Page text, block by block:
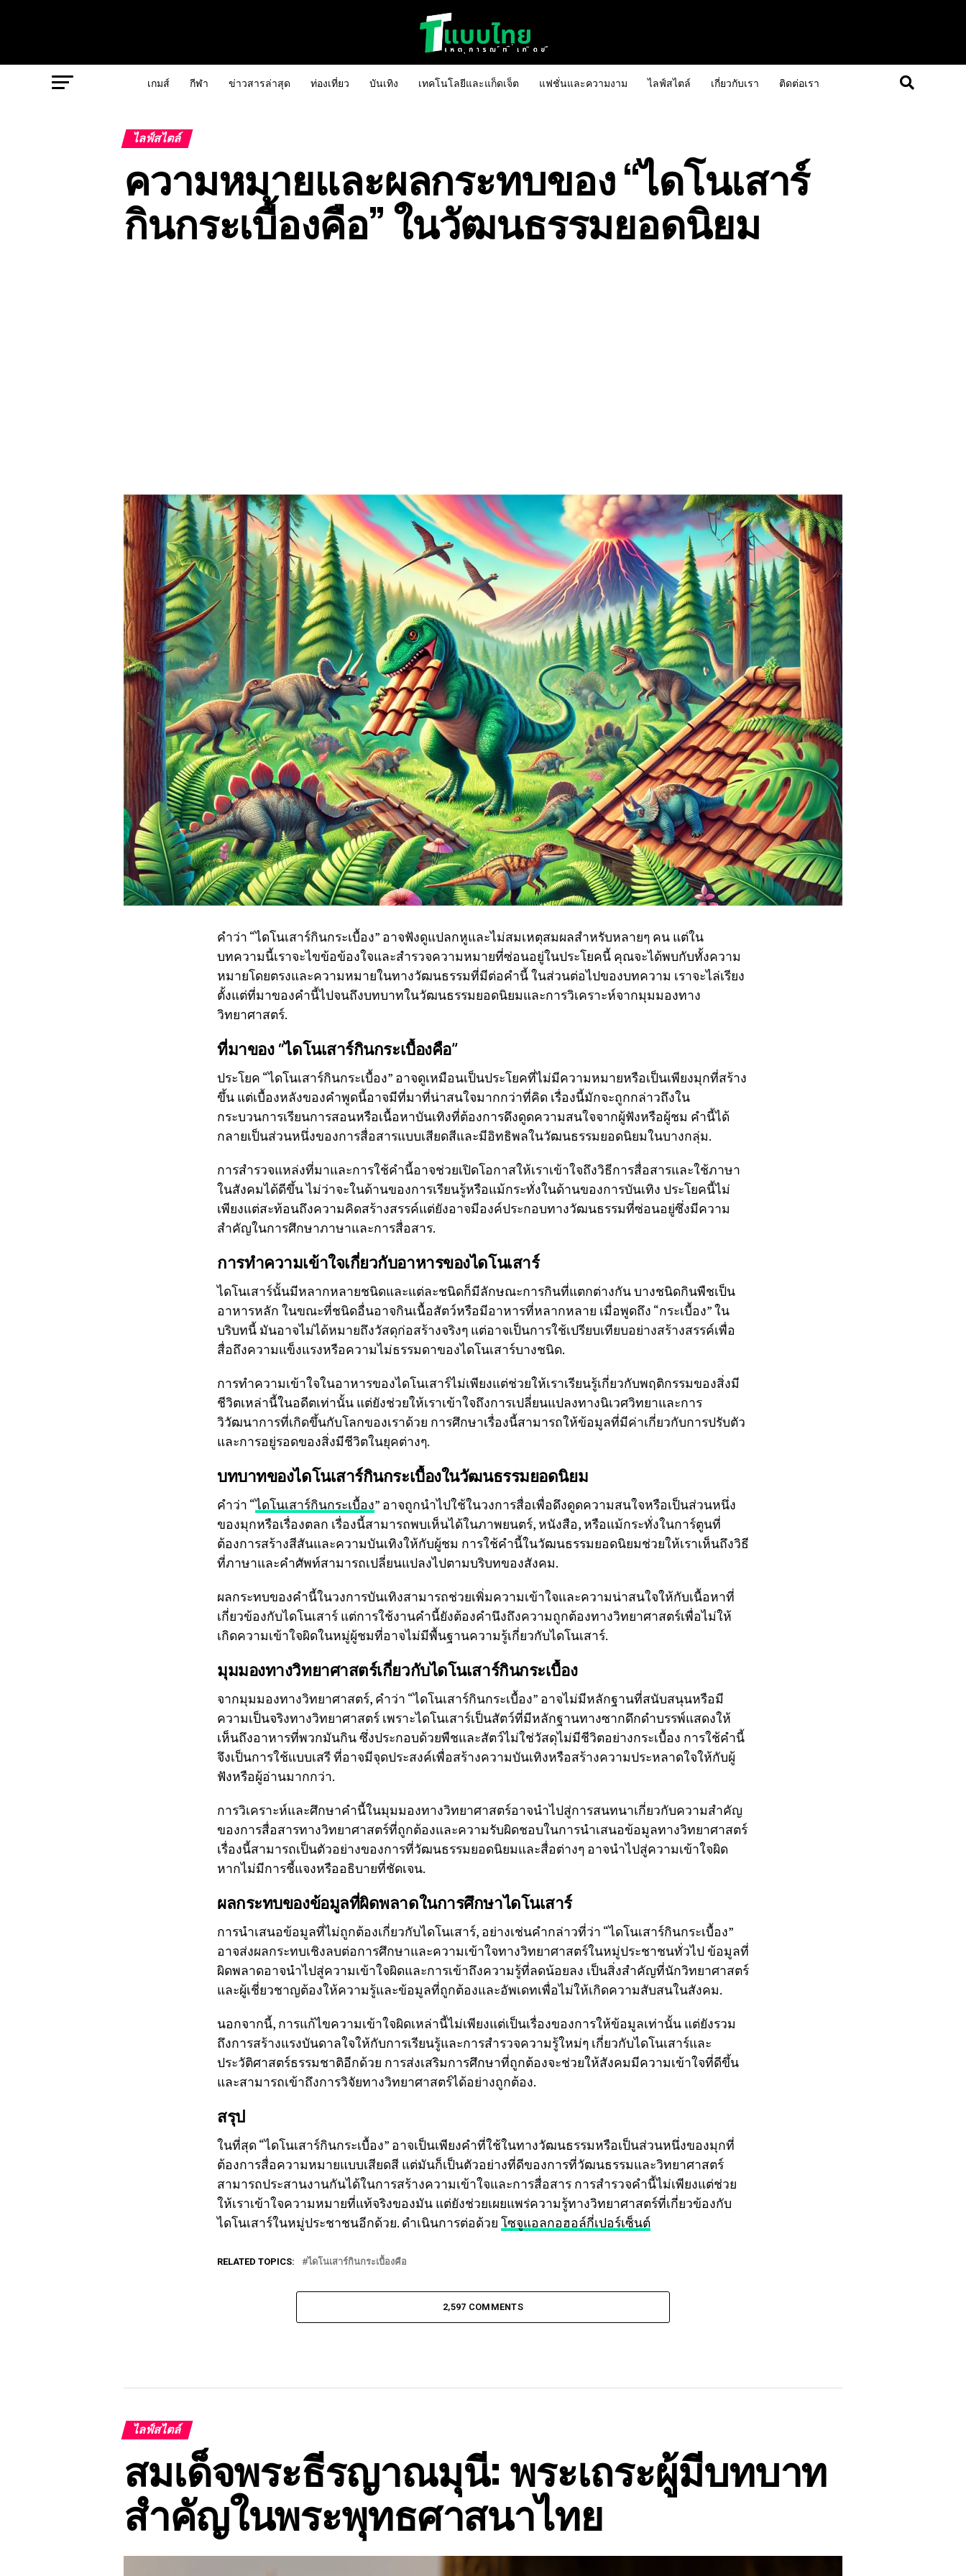
เกมส์ กีฬา ข่าวสารล่าสุด ท่องเที่ยว บันเทิง เทคโนโลยีและแก็ดเจ็ต แฟชั่นและความงาม ไลฟ์สไตล์ เกี่ยวกับเรา ติดต่อเรา
ไลฟ์สไตล์
ความหมายและผลกระทบของ “ไดโนเสาร์
กินกระเบื้องคือ” ในวัฒนธรรมยอดนิยม
คำว่า “ไดโนเสาร์กินกระเบื้อง” อาจฟังดูแปลกหูและไม่สมเหตุสมผลสำหรับหลายๆ คน แต่ใน
บทความนี้เราจะไขข้อข้องใจและสำรวจความหมายที่ซ่อนอยู่ในประโยคนี้ คุณจะได้พบกับทั้งความ
หมายโดยตรงและความหมายในทางวัฒนธรรมที่มีต่อคำนี้ ในส่วนต่อไปของบทความ เราจะไล่เรียง
ตั้งแต่ที่มาของคำนี้ไปจนถึงบทบาทในวัฒนธรรมยอดนิยมและการวิเคราะห์จากมุมมองทาง
วิทยาศาสตร์.
ที่มาของ “ไดโนเสาร์กินกระเบื้องคือ”
ประโยค “ไดโนเสาร์กินกระเบื้อง” อาจดูเหมือนเป็นประโยคที่ไม่มีความหมายหรือเป็นเพียงมุกที่สร้าง
ขึ้น แต่เบื้องหลังของคำพูดนี้อาจมีที่มาที่น่าสนใจมากกว่าที่คิด เรื่องนี้มักจะถูกกล่าวถึงใน
กระบวนการเรียนการสอนหรือเนื้อหาบันเทิงที่ต้องการดึงดูดความสนใจจากผู้ฟังหรือผู้ชม คำนี้ได้
กลายเป็นส่วนหนึ่งของการสื่อสารแบบเสียดสีและมีอิทธิพลในวัฒนธรรมยอดนิยมในบางกลุ่ม.
การสำรวจแหล่งที่มาและการใช้คำนี้อาจช่วยเปิดโอกาสให้เราเข้าใจถึงวิธีการสื่อสารและใช้ภาษา
ในสังคมได้ดีขึ้น ไม่ว่าจะในด้านของการเรียนรู้หรือแม้กระทั่งในด้านของการบันเทิง ประโยคนี้ไม่
เพียงแต่สะท้อนถึงความคิดสร้างสรรค์แต่ยังอาจมีองค์ประกอบทางวัฒนธรรมที่ซ่อนอยู่ซึ่งมีความ
สำคัญในการศึกษาภาษาและการสื่อสาร.
การทำความเข้าใจเกี่ยวกับอาหารของไดโนเสาร์
ไดโนเสาร์นั้นมีหลากหลายชนิดและแต่ละชนิดก็มีลักษณะการกินที่แตกต่างกัน บางชนิดกินพืชเป็น
อาหารหลัก ในขณะที่ชนิดอื่นอาจกินเนื้อสัตว์หรือมีอาหารที่หลากหลาย เมื่อพูดถึง “กระเบื้อง” ใน
บริบทนี้ มันอาจไม่ได้หมายถึงวัสดุก่อสร้างจริงๆ แต่อาจเป็นการใช้เปรียบเทียบอย่างสร้างสรรค์เพื่อ
สื่อถึงความแข็งแรงหรือความไม่ธรรมดาของไดโนเสาร์บางชนิด.
การทำความเข้าใจในอาหารของไดโนเสาร์ไม่เพียงแต่ช่วยให้เราเรียนรู้เกี่ยวกับพฤติกรรมของสิ่งมี
ชีวิตเหล่านี้ในอดีตเท่านั้น แต่ยังช่วยให้เราเข้าใจถึงการเปลี่ยนแปลงทางนิเวศวิทยาและการ
วิวัฒนาการที่เกิดขึ้นกับโลกของเราด้วย การศึกษาเรื่องนี้สามารถให้ข้อมูลที่มีค่าเกี่ยวกับการปรับตัว
และการอยู่รอดของสิ่งมีชีวิตในยุคต่างๆ.
บทบาทของไดโนเสาร์กินกระเบื้องในวัฒนธรรมยอดนิยม
คำว่า “ไดโนเสาร์กินกระเบื้อง” อาจถูกนำไปใช้ในวงการสื่อเพื่อดึงดูดความสนใจหรือเป็นส่วนหนึ่ง
ของมุกหรือเรื่องตลก เรื่องนี้สามารถพบเห็นได้ในภาพยนตร์, หนังสือ, หรือแม้กระทั่งในการ์ตูนที่
ต้องการสร้างสีสันและความบันเทิงให้กับผู้ชม การใช้คำนี้ในวัฒนธรรมยอดนิยมช่วยให้เราเห็นถึงวิธี
ที่ภาษาและคำศัพท์สามารถเปลี่ยนแปลงไปตามบริบทของสังคม.
ผลกระทบของคำนี้ในวงการบันเทิงสามารถช่วยเพิ่มความเข้าใจและความน่าสนใจให้กับเนื้อหาที่
เกี่ยวข้องกับไดโนเสาร์ แต่การใช้งานคำนี้ยังต้องคำนึงถึงความถูกต้องทางวิทยาศาสตร์เพื่อไม่ให้
เกิดความเข้าใจผิดในหมู่ผู้ชมที่อาจไม่มีพื้นฐานความรู้เกี่ยวกับไดโนเสาร์.
มุมมองทางวิทยาศาสตร์เกี่ยวกับไดโนเสาร์กินกระเบื้อง
จากมุมมองทางวิทยาศาสตร์, คำว่า “ไดโนเสาร์กินกระเบื้อง” อาจไม่มีหลักฐานที่สนับสนุนหรือมี
ความเป็นจริงทางวิทยาศาสตร์ เพราะไดโนเสาร์เป็นสัตว์ที่มีหลักฐานทางซากดึกดำบรรพ์แสดงให้
เห็นถึงอาหารที่พวกมันกิน ซึ่งประกอบด้วยพืชและสัตว์ไม่ใช่วัสดุไม่มีชีวิตอย่างกระเบื้อง การใช้คำนี้
จึงเป็นการใช้แบบเสรี ที่อาจมีจุดประสงค์เพื่อสร้างความบันเทิงหรือสร้างความประหลาดใจให้กับผู้
ฟังหรือผู้อ่านมากกว่า.
การวิเคราะห์และศึกษาคำนี้ในมุมมองทางวิทยาศาสตร์อาจนำไปสู่การสนทนาเกี่ยวกับความสำคัญ
ของการสื่อสารทางวิทยาศาสตร์ที่ถูกต้องและความรับผิดชอบในการนำเสนอข้อมูลทางวิทยาศาสตร์
เรื่องนี้สามารถเป็นตัวอย่างของการที่วัฒนธรรมยอดนิยมและสื่อต่างๆ อาจนำไปสู่ความเข้าใจผิด
หากไม่มีการชี้แจงหรืออธิบายที่ชัดเจน.
ผลกระทบของข้อมูลที่ผิดพลาดในการศึกษาไดโนเสาร์
การนำเสนอข้อมูลที่ไม่ถูกต้องเกี่ยวกับไดโนเสาร์, อย่างเช่นคำกล่าวที่ว่า “ไดโนเสาร์กินกระเบื้อง”
อาจส่งผลกระทบเชิงลบต่อการศึกษาและความเข้าใจทางวิทยาศาสตร์ในหมู่ประชาชนทั่วไป ข้อมูลที่
ผิดพลาดอาจนำไปสู่ความเข้าใจผิดและการเข้าถึงความรู้ที่ลดน้อยลง เป็นสิ่งสำคัญที่นักวิทยาศาสตร์
และผู้เชี่ยวชาญต้องให้ความรู้และข้อมูลที่ถูกต้องและอัพเดทเพื่อไม่ให้เกิดความสับสนในสังคม.
นอกจากนี้, การแก้ไขความเข้าใจผิดเหล่านี้ไม่เพียงแต่เป็นเรื่องของการให้ข้อมูลเท่านั้น แต่ยังรวม
ถึงการสร้างแรงบันดาลใจให้กับการเรียนรู้และการสำรวจความรู้ใหม่ๆ เกี่ยวกับไดโนเสาร์และ
ประวัติศาสตร์ธรรมชาติอีกด้วย การส่งเสริมการศึกษาที่ถูกต้องจะช่วยให้สังคมมีความเข้าใจที่ดีขึ้น
และสามารถเข้าถึงการวิจัยทางวิทยาศาสตร์ได้อย่างถูกต้อง.
สรุป
ในที่สุด “ไดโนเสาร์กินกระเบื้อง” อาจเป็นเพียงคำที่ใช้ในทางวัฒนธรรมหรือเป็นส่วนหนึ่งของมุกที่
ต้องการสื่อความหมายแบบเสียดสี แต่มันก็เป็นตัวอย่างที่ดีของการที่วัฒนธรรมและวิทยาศาสตร์
สามารถประสานงานกันได้ในการสร้างความเข้าใจและการสื่อสาร การสำรวจคำนี้ไม่เพียงแต่ช่วย
ให้เราเข้าใจความหมายที่แท้จริงของมัน แต่ยังช่วยเผยแพร่ความรู้ทางวิทยาศาสตร์ที่เกี่ยวข้องกับ
ไดโนเสาร์ในหมู่ประชาชนอีกด้วย. ดำเนินการต่อด้วย โซจูแอลกอฮอล์กี่เปอร์เซ็นต์
RELATED TOPICS: ไดโนเสาร์กินกระเบื้องคือ
2,597 COMMENTS
ไลฟ์สไตล์
สมเด็จพระธีรญาณมุนี: พระเถระผู้มีบทบาท
สำคัญในพระพุทธศาสนาไทย